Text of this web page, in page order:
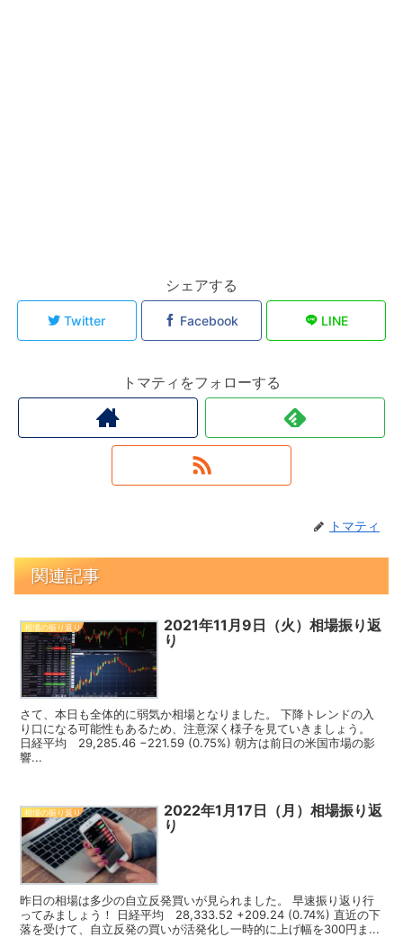
シェアする
Twitter Facebook LINE
トマティをフォローする
トマティ
関連記事
相場の振り返り
2021年11月9日（火）相場振り返
り
さて、本日も全体的に弱気か相場となりました。 下降トレンドの入
り口になる可能性もあるため、注意深く様子を見ていきましょう。
日経平均 29,285.46 −221.59 (0.75%) 朝方は前日の米国市場の影
響...
相場の振り返り
2022年1月17日（月）相場振り返
り
昨日の相場は多少の自立反発買いが見られました。 早速振り返り行
ってみましょう！ 日経平均 28,333.52 +209.24 (0.74%) 直近の下
落を受けて、自立反発の買いが活発化し一時的に上げ幅を300円ま...